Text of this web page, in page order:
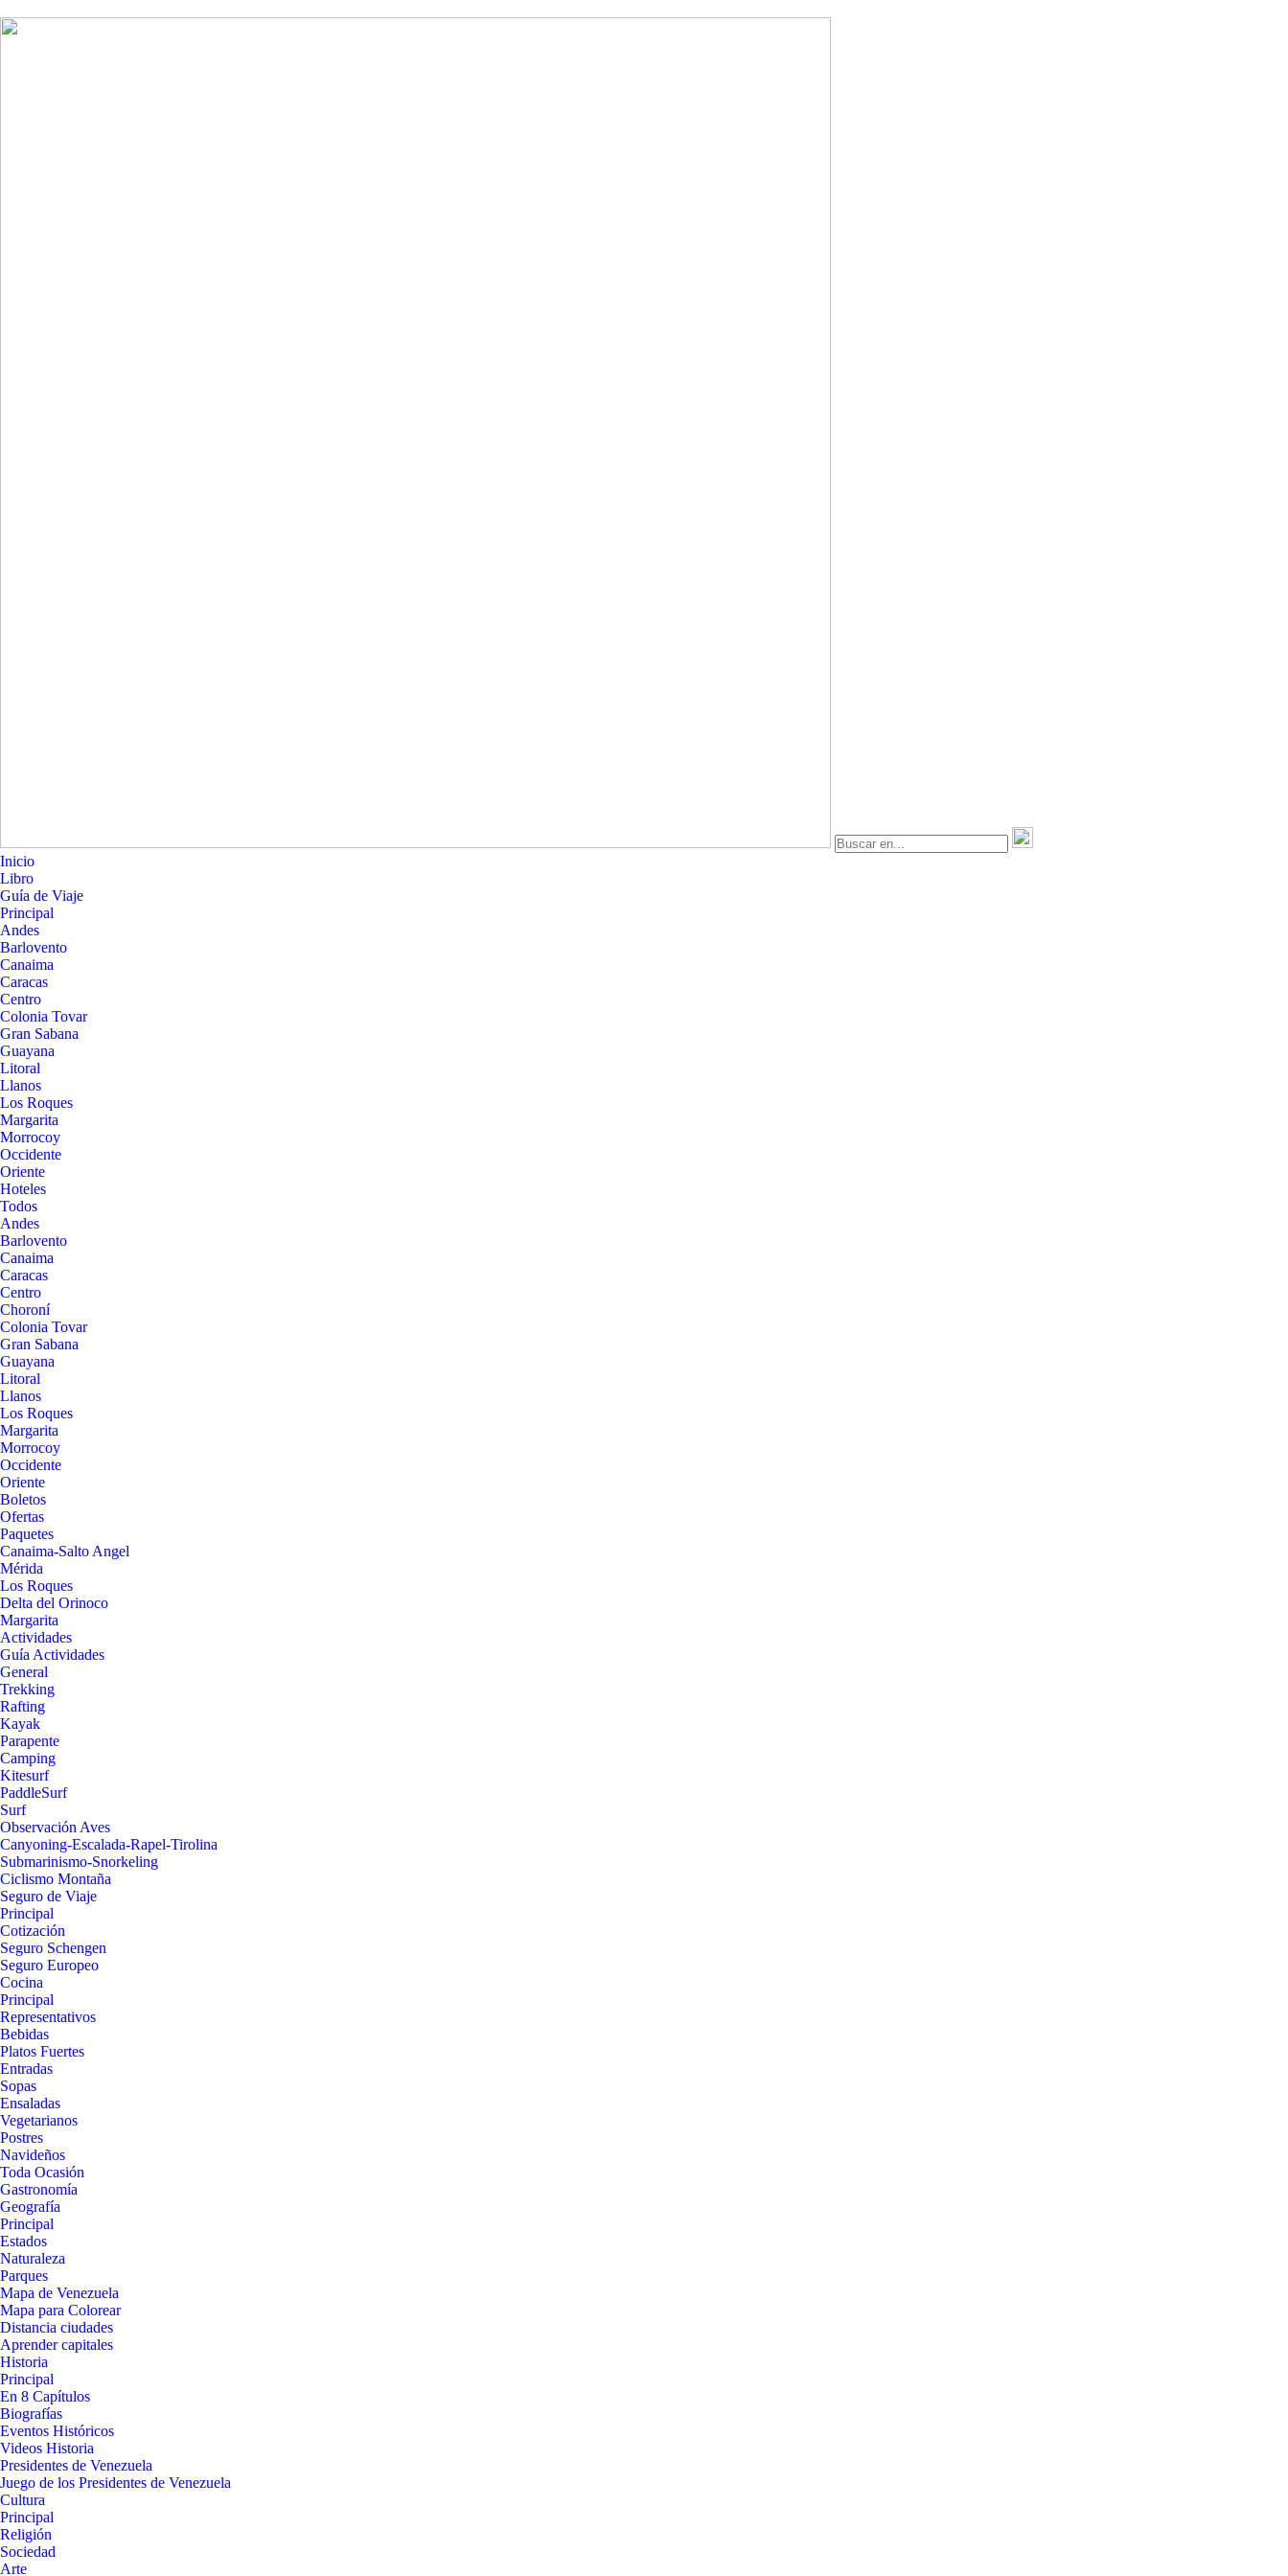
Inicio
Libro
Guía de Viaje
Principal
Andes
Barlovento
Canaima
Caracas
Centro
Colonia Tovar
Gran Sabana
Guayana
Litoral
Llanos
Los Roques
Margarita
Morrocoy
Occidente
Oriente
Hoteles
Todos
Andes
Barlovento
Canaima
Caracas
Centro
Choroní
Colonia Tovar
Gran Sabana
Guayana
Litoral
Llanos
Los Roques
Margarita
Morrocoy
Occidente
Oriente
Boletos
Ofertas
Paquetes
Canaima-Salto Angel
Mérida
Los Roques
Delta del Orinoco
Margarita
Actividades
Guía Actividades
General
Trekking
Rafting
Kayak
Parapente
Camping
Kitesurf
PaddleSurf
Surf
Observación Aves
Canyoning-Escalada-Rapel-Tirolina
Submarinismo-Snorkeling
Ciclismo Montaña
Seguro de Viaje
Principal
Cotización
Seguro Schengen
Seguro Europeo
Cocina
Principal
Representativos
Bebidas
Platos Fuertes
Entradas
Sopas
Ensaladas
Vegetarianos
Postres
Navideños
Toda Ocasión
Gastronomía
Geografía
Principal
Estados
Naturaleza
Parques
Mapa de Venezuela
Mapa para Colorear
Distancia ciudades
Aprender capitales
Historia
Principal
En 8 Capítulos
Biografías
Eventos Históricos
Videos Historia
Presidentes de Venezuela
Juego de los Presidentes de Venezuela
Cultura
Principal
Religión
Sociedad
Arte